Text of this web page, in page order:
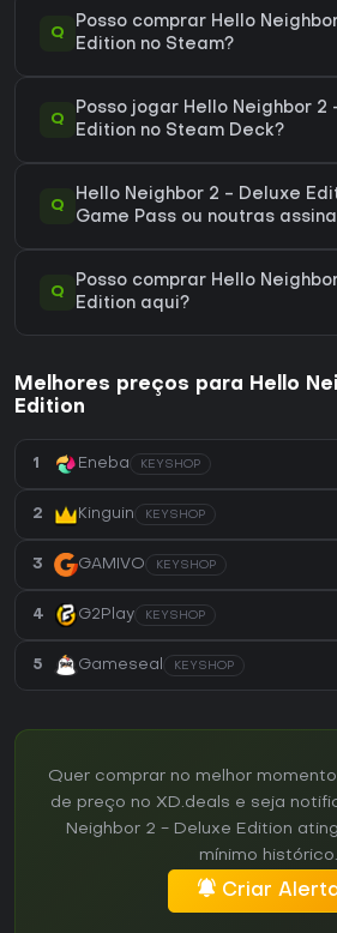
Q
Posso comprar Hello
Edition no Steam?
Q
Posso jogar Hello Neighbor 2
Edition no Steam Deck?
Q
Hello Neighbor 2 - Deluxe
Game Pass ou noutras
Q
Posso comprar Hello
Edition aqui?
Melhores preços para Hello
Edition
1 Eneba KEYSHOP
2 Kinguin KEYSHOP
3 GAMIVO KEYSHOP
4 G2Play KEYSHOP
5 Gameseal KEYSHOP
Quer comprar no melhor
de preço no XD.deals e seja
Neighbor 2 - Deluxe Edition
mínimo histórico.
Criar